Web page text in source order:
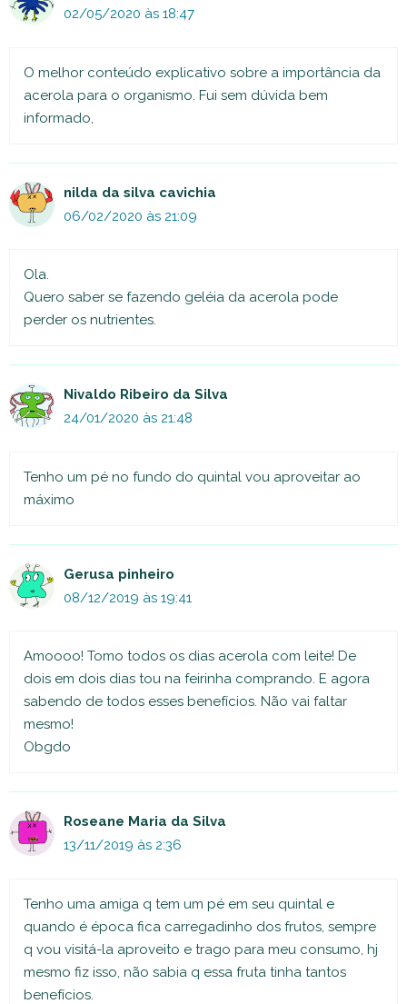
02/05/2020 às 18:47
O melhor conteúdo explicativo sobre a importância da
acerola para o organismo. Fui sem dúvida bem
informado,
nilda da silva cavichia
06/02/2020 às 21:09
Ola.
Quero saber se fazendo geléia da acerola pode
perder os nutrientes.
Nivaldo Ribeiro da Silva
24/01/2020 às 21:48
Tenho um pé no fundo do quintal vou aproveitar ao
máximo
Gerusa pinheiro
08/12/2019 às 19:41
Amoooo! Tomo todos os dias acerola com leite! De
dois em dois dias tou na feirinha comprando. E agora
sabendo de todos esses benefícios. Não vai faltar
mesmo!
Obgdo
Roseane Maria da Silva
13/11/2019 às 2:36
Tenho uma amiga q tem um pé em seu quintal e
quando é época fica carregadinho dos frutos, sempre
q vou visitá-la aproveito e trago para meu consumo, hj
mesmo fiz isso, não sabia q essa fruta tinha tantos
benefícios.